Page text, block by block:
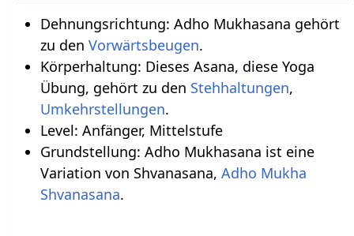
Dehnungsrichtung: Adho Mukhasana gehört
zu den Vorwärtsbeugen.
Körperhaltung: Dieses Asana, diese Yoga
Übung, gehört zu den Stehhaltungen,
Umkehrstellungen.
Level: Anfänger, Mittelstufe
Grundstellung: Adho Mukhasana ist eine
Variation von Shvanasana, Adho Mukha
Shvanasana.